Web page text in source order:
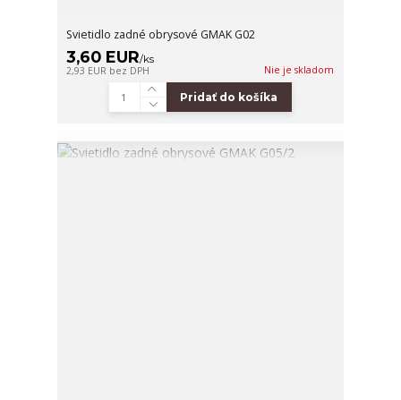
Svietidlo zadné obrysové GMAK G02
3,60 EUR/ks
2,93 EUR bez DPH Nie je skladom
Pridať do košíka